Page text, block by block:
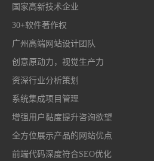
国家高新技术企业
30+软件著作权
广州高端网站设计团队
创意原动力，视觉生产力
资深行业分析策划
系统集成项目管理
增强用户黏度提升咨询欲望
全方位展示产品的网站优点
前端代码深度符合SEO优化